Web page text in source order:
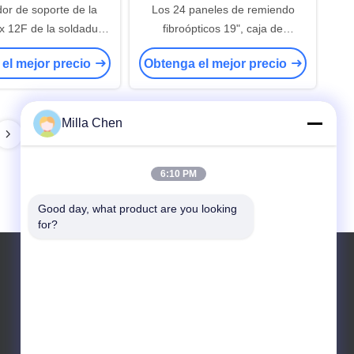
de soporte de la
12F de la soldadura
del panel de
la fibra óptica de los
mejor precio
Los 24 paneles de remiendo
fibroópticos 19", caja de
distribución de cable del SC con
el material de acero en frío
Obtenga el mejor precio
Milla Chen
6:10 PM
Good day, what product are you looking
for?